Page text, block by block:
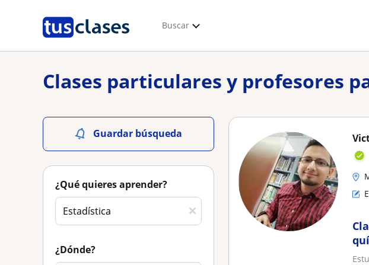
Buscar
Clases particulares y profesores
Guardar búsqueda
¿Qué quieres aprender?
¿Dónde?